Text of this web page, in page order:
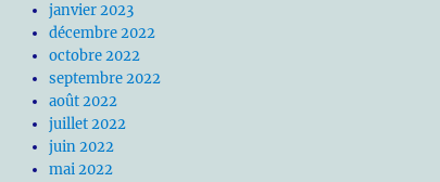
janvier 2023
décembre 2022
octobre 2022
septembre 2022
août 2022
juillet 2022
juin 2022
mai 2022